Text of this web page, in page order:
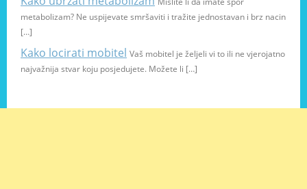
metabolizam? Ne uspijevate smršaviti i tražite jednostavan i brz nacin
[…]
Kako locirati mobitel Vaš mobitel je željeli vi to ili ne vjerojatno
najvažnija stvar koju posjedujete. Možete li […]